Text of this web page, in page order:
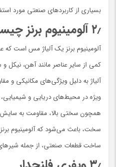
بسیاری از کاربردهای صنعتی مورد
۲٫آلومینیوم برنز
آلومینیوم برنز یک آلیاژ مس است که
کمی از سایر عناصر مانند آهن،
آلیاژ به دلیل ویژگی‌های مکانیکی و
ویژه در محیط‌های دریایی و شیمیایی،
همچون سختی بالا، مقاومت به سایش
سخت، باعث می‌شود که آلومینیوم
ساخت قطعات صنعتی، از جمله شیرهای